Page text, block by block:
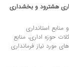
هشترود و بخشداری‌
استانداری
حوزه اداری، منابع
مورد نیاز فرمانداری